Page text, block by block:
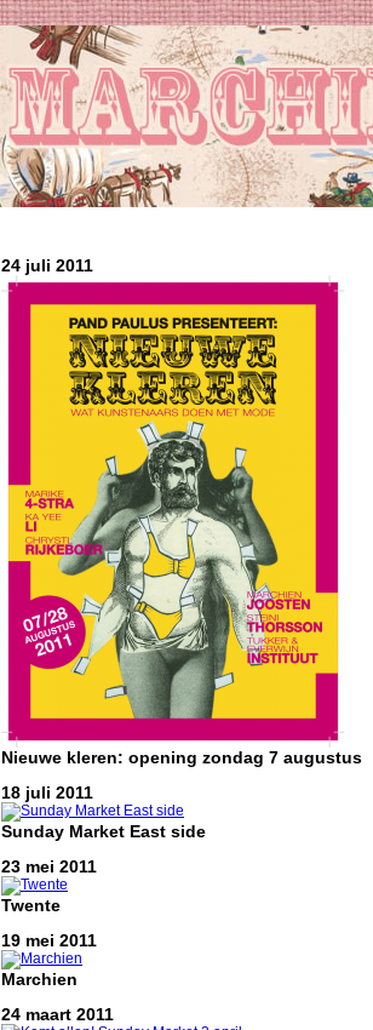
24 juli 2011
Nieuwe kleren: opening zondag 7 augustus
18 juli 2011
Sunday Market East side
23 mei 2011
Twente
19 mei 2011
Marchien
24 maart 2011